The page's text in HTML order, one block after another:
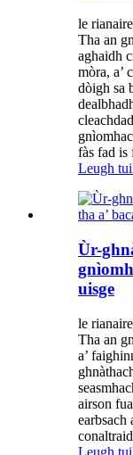
le
Tha an
aghaidh
mòra, a’
dòigh sa
fàs fad is
Leugh
Ùr-
uisge
le
Tha an
a’
airson
earbsach
Leugh